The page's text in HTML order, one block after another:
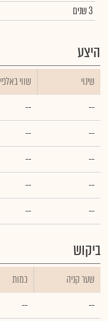
3 שנים
היצע
שינוי ₪ שווי באלפי
--
--
--
--
--
--
--
--
--
--
ביקוש
שער קניה כמות
--
--